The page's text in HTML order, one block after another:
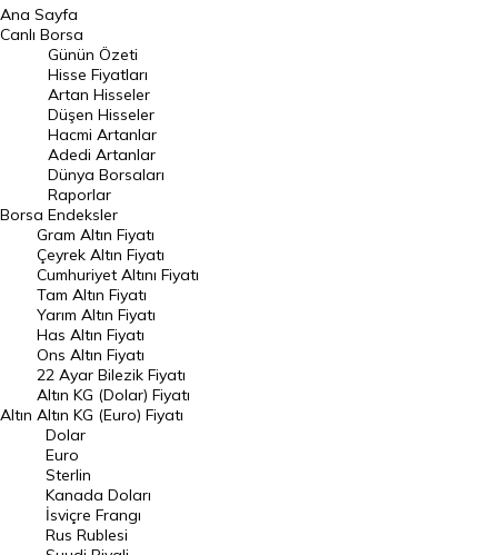
BIST 100 Hisseleri
En Çok Artan Hisseler
En Çok Düşen Hisseler
Hacmi Artanlar
Geçmiş Kapanışlar
Dünya Borsaları
Raporlar
Endeksler
DÖVİZ
Döviz Kuru
Dolar Kuru
Euro Kuru
Pound Kuru
Frank Kuru
Riyal Kuru
Ana Sayfa
Canlı Borsa
Borsa
Günün Özeti
Hisse Fiyatları
Artan Hisseler
Düşen Hisseler
Hacmi Artanlar
Adedi Artanlar
Dünya Borsaları
Raporlar
Endeksler
Altın
Gram Altın Fiyatı
Çeyrek Altın Fiyatı
Cumhuriyet Altını Fiyatı
Tam Altın Fiyatı
Yarım Altın Fiyatı
Has Altın Fiyatı
Ons Altın Fiyatı
22 Ayar Bilezik Fiyatı
Altın KG (Dolar) Fiyatı
Altın KG (Euro) Fiyatı
Dolar
Euro
Sterlin
Kanada Doları
İsviçre Frangı
Rus Rublesi